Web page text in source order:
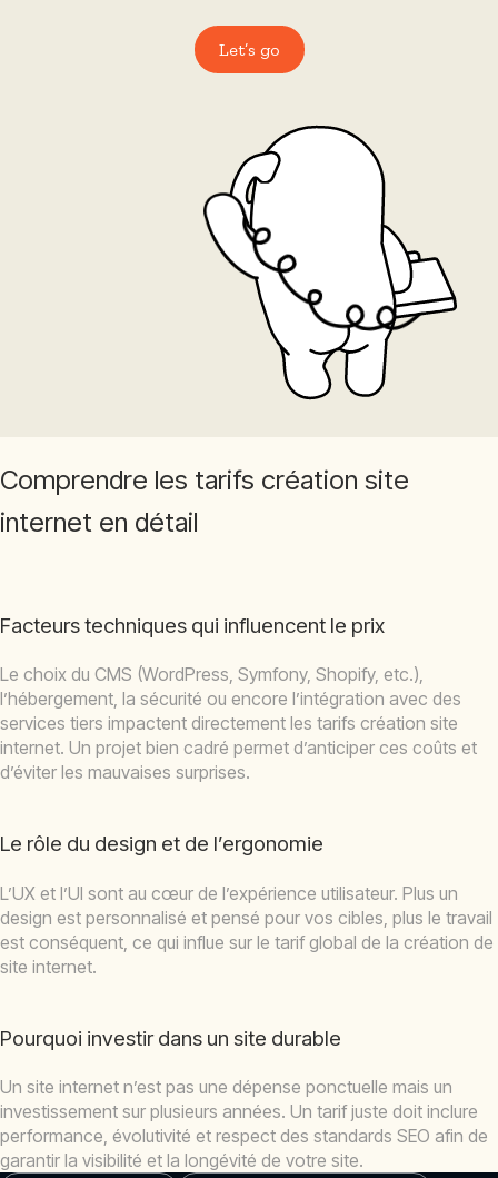
Let’s go
Comprendre les tarifs création site
internet en détail
Facteurs techniques qui influencent le prix
Le choix du CMS (WordPress, Symfony, Shopify, etc.),
l’hébergement, la sécurité ou encore l’intégration avec des
services tiers impactent directement les tarifs création site
internet. Un projet bien cadré permet d’anticiper ces coûts et
d’éviter les mauvaises surprises.
Le rôle du design et de l’ergonomie
L’UX et l’UI sont au cœur de l’expérience utilisateur. Plus un
design est personnalisé et pensé pour vos cibles, plus le travail
est conséquent, ce qui influe sur le tarif global de la création de
site internet.
Pourquoi investir dans un site durable
Un site internet n’est pas une dépense ponctuelle mais un
investissement sur plusieurs années. Un tarif juste doit inclure
performance, évolutivité et respect des standards SEO afin de
garantir la visibilité et la longévité de votre site.